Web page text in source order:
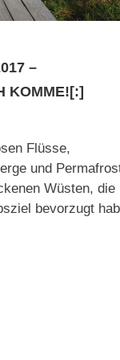
–
KOMME![:]
Flüsse,
und
Wüsten, die
bevorzugt